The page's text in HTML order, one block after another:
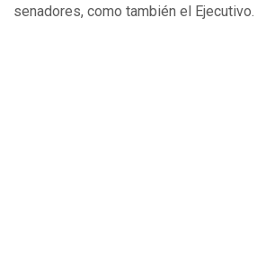
senadores, como también el Ejecutivo.